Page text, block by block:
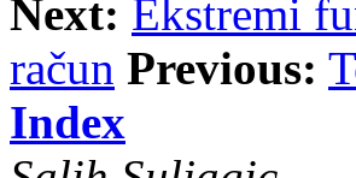
Next: Ekstremi
račun Previous:
Index